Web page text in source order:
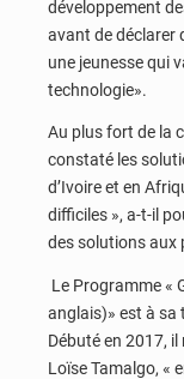
développement
avant de déclarer
une jeunesse qui
technologie».
Au plus fort de la
constaté les
d’Ivoire et en
difficiles », a-t-il
des solutions aux
Le Programme «
anglais)» est à sa
Débuté en 2017,
Loïse Tamalgo, «